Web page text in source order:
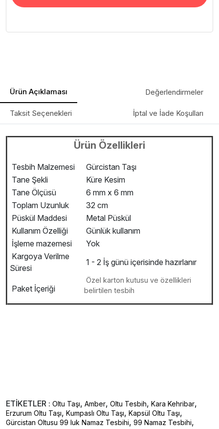
Ürün Açıklaması Değerlendirmeler
Taksit Seçenekleri İptal ve İade Koşulları
Ürün Özellikleri
Tesbih Malzemesi
Gürcistan Taşı
Tane Şekli
Küre Kesim
Tane Ölçüsü
6 mm x 6 mm
Toplam Uzunluk
32 cm
Püskül Maddesi
Metal Püskül
Kullanım Özelliği
Günlük kullanım
İşleme mazemesi
Yok
Kargoya Verilme
Süresi
1 - 2 İş günü içerisinde hazırlanır
Paket İçeriği
Özel karton kutusu ve özellikleri
belirtilen tesbih
ETİKETLER : Oltu Taşı, Amber, Oltu Tesbih, Kara Kehribar,
Erzurum Oltu Taşı, Kumpaslı Oltu Taşı, Kapsül Oltu Taşı,
Gürcistan Oltusu 99 luk Namaz Tesbihi, 99 Namaz Tesbihi,